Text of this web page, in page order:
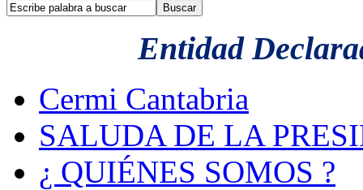
Entidad
Cermi Cantabria
SALUDA DE LA
¿ QUIÉNES SOMOS ?